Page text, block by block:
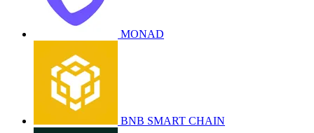
MONAD
BNB SMART CHAIN